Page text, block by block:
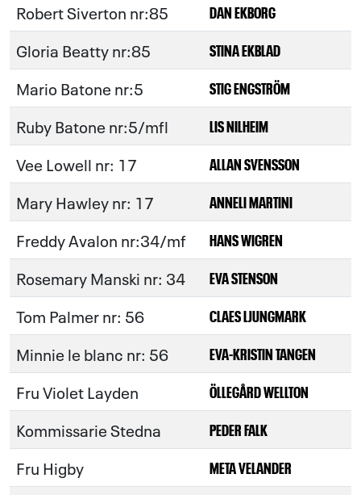
Robert Siverton nr:85 DAN EKBORG
Gloria Beatty nr:85 STINA EKBLAD
Mario Batone nr:5 STIG ENGSTRÖM
Ruby Batone nr:5/mfl LIS NILHEIM
Vee Lowell nr: 17 ALLAN SVENSSON
Mary Hawley nr: 17 ANNELI MARTINI
Freddy Avalon nr:34/mf HANS WIGREN
Rosemary Manski nr: 34 EVA STENSON
Tom Palmer nr: 56 CLAES LJUNGMARK
Minnie le blanc nr: 56 EVA-KRISTIN TANGEN
Fru Violet Layden ÖLLEGÅRD WELLTON
Kommissarie Stedna PEDER FALK
Fru Higby META VELANDER